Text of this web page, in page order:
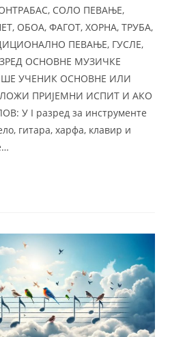
СОЛО ПЕВАЊЕ,
ОБОА, ФАГОТ, ХОРНА, ТРУБА,
ПЕВАЊЕ, ГУСЛЕ,
ОСНОВНЕ МУЗИЧКЕ
УЧЕНИК ОСНОВНЕ ИЛИ
ПРИЈЕМНИ ИСПИТ И АКО
У I разред за инструменте
гитара, харфа, клавир и